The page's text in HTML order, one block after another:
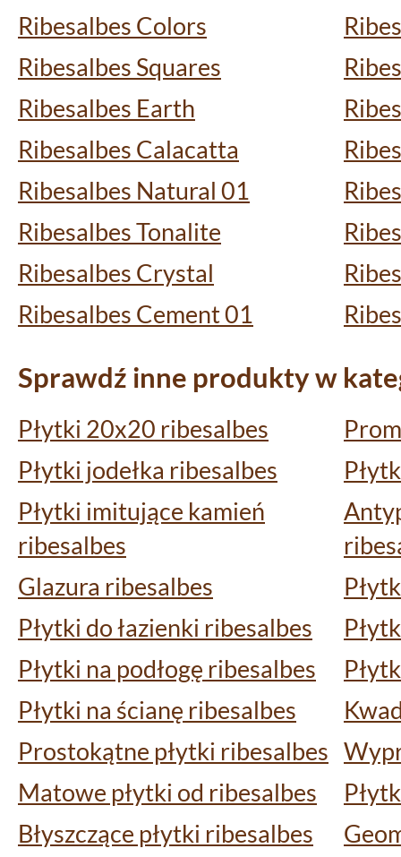
Ribesalbes Colors
Ribesalbes Squares
Ribesalbes Earth
Ribesalbes Calacatta
Ribesalbes Natural 01
Ribesalbes Tonalite
Ribesalbes Crystal
Ribesalbes Cement 01
Sprawdź inne produkty w
Płytki 20x20 ribesalbes
Płytki jodełka ribesalbes
Płytki imitujące kamień
ribesalbes
Glazura ribesalbes
Płytki do łazienki ribesalbes
Płytki na podłogę ribesalbes
Płytki na ścianę ribesalbes
Prostokątne płytki ribesalbes
Matowe płytki od ribesalbes
Błyszczące płytki ribesalbes